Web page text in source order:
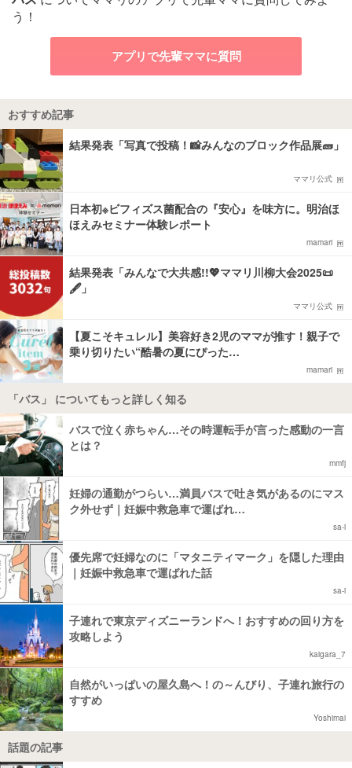
う！
アプリで先輩ママに質問
おすすめ記事
結果発表「写真で投稿！📸みんなのブロック作品展🧱」
ママリ公式
日本初※ビフィズス菌配合の『安心』を味方に。明治ほ
ほえみセミナー体験レポート
mamari
結果発表「みんなで大共感!!💖ママリ川柳大会2025📜
🖋️」
ママリ公式
【夏こそキュレル】美容好き2児のママが推す！親子で
乗り切りたい“酷暑の夏にぴった…
mamari
「バス」 についてもっと詳しく知る
バスで泣く赤ちゃん…その時運転手が言った感動の一言
とは？
mmfj
妊婦の通勤がつらい…満員バスで吐き気があるのにマス
ク外せず｜妊娠中救急車で運ばれ…
sa-i
優先席で妊婦なのに「マタニティマーク」を隠した理由
｜妊娠中救急車で運ばれた話
sa-i
子連れで東京ディズニーランドへ！おすすめの回り方を
攻略しよう
kaigara_7
自然がいっぱいの屋久島へ！の～んびり、子連れ旅行の
すすめ
Yoshimai
話題の記事